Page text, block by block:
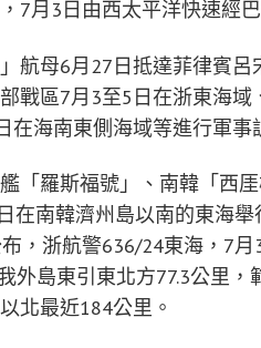
7月3日由西太平洋快速經
航母6月27日抵達菲律賓
戰區7月3至5日在浙東海
在海南東側海域等進行軍事
「羅斯福號」、南韓「西
在南韓濟州島以南的東海
，浙航警636/24東海，7
外島東引東北方77.3公里
北最近184公里。